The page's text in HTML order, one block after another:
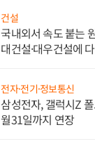
건설
국내외서 속도 붙는
대건설·대우건설에
전자·전기·정보통신
삼성전자, 갤럭시Z
월31일까지 연장